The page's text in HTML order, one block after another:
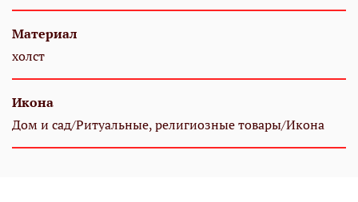
Материал
холст
Икона
Дом и сад/Ритуальные, религиозные товары/Икона